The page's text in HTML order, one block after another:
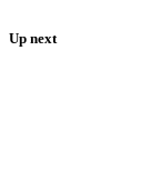
Up next